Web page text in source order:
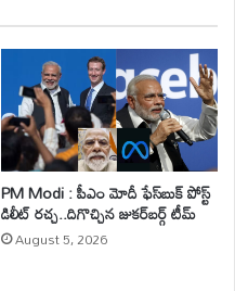
PM Modi : పీఎం మోదీ ఫేస్‌బుక్ పోస్ట్
డిలీట్ రచ్చ..దిగొచ్చిన జుకర్‌బర్గ్ టీమ్
August 5, 2026